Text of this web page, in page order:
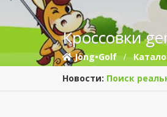
Кроссовки
Jong•Golf
Новости: Поиск